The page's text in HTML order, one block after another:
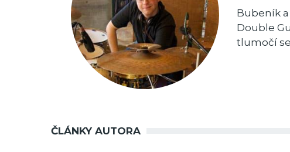
Bubeník
Double
tlumočí
ČLÁNKY AUTORA